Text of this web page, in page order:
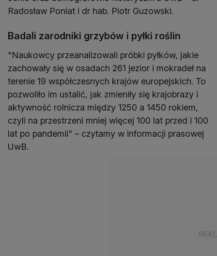
Radosław Poniat i dr hab. Piotr Guzowski.
Badali zarodniki grzybów i pyłki roślin
"Naukowcy przeanalizowali próbki pyłków, jakie
zachowały się w osadach 261 jezior i mokradeł na
terenie 19 współczesnych krajów europejskich. To
pozwoliło im ustalić, jak zmieniły się krajobrazy i
aktywność rolnicza między 1250 a 1450 rokiem,
czyli na przestrzeni mniej więcej 100 lat przed i 100
lat po pandemii" – czytamy w informacji prasowej
UwB.